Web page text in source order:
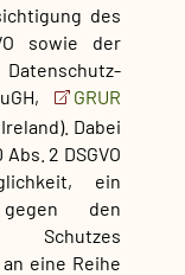
des
sowie der
GRUR
Dabei
2 DSGVO
ein
den
Schutzes
eine Reihe